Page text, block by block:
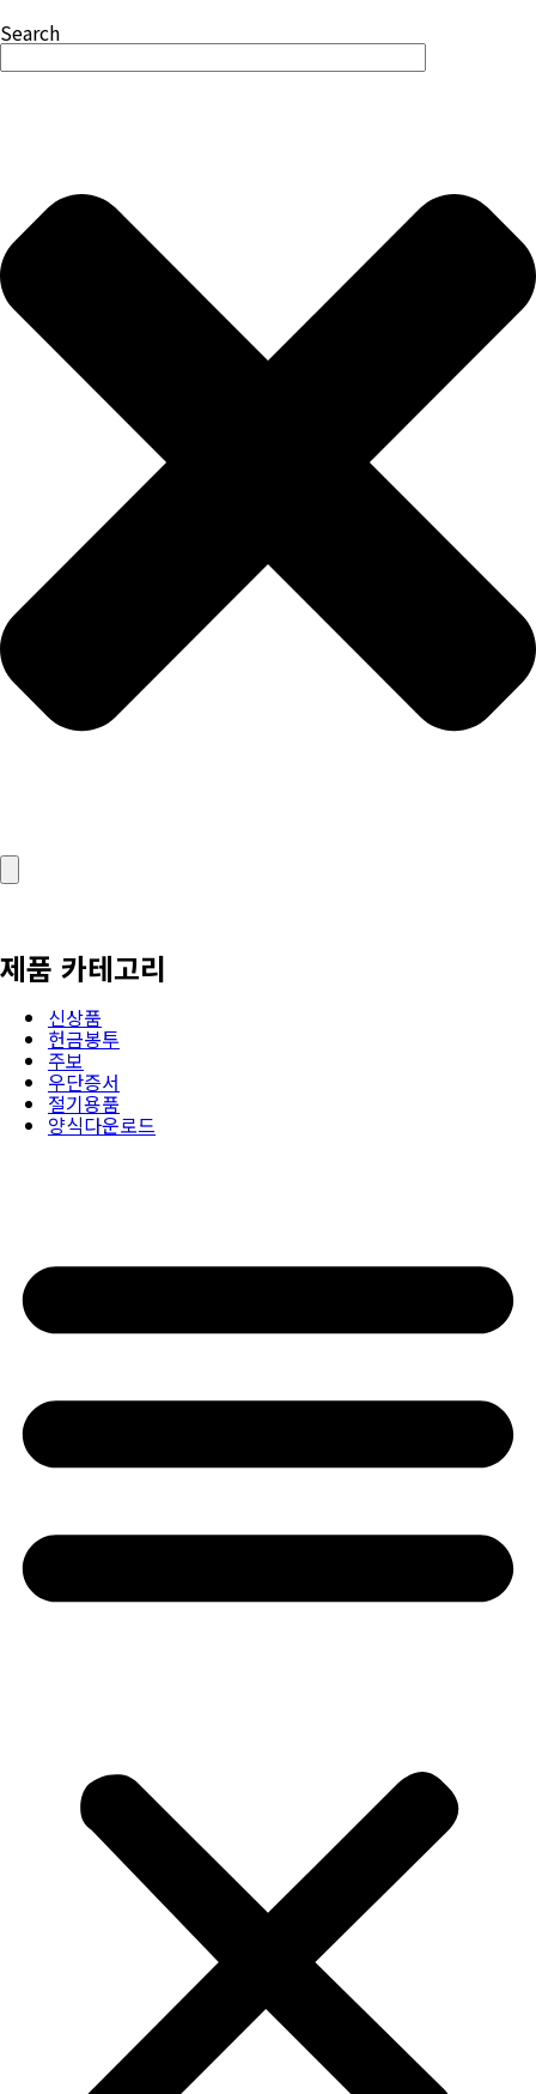
Search
제품 카테고리
신상품
헌금봉투
주보
우단증서
절기용품
양식다운로드